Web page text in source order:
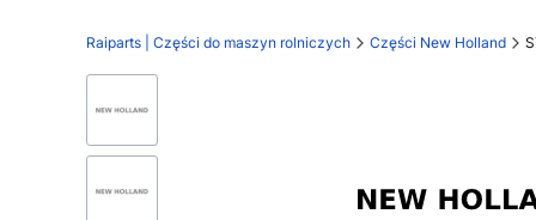
Raiparts | Części do maszyn rolniczych Części New Holland